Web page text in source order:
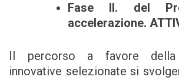
Fase II. del
accelerazione.
Il percorso a favore
innovative selezionate si